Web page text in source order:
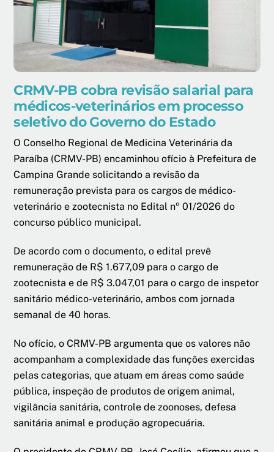
CRMV-PB cobra revisão salarial para
médicos-veterinários em processo
seletivo do Governo do Estado
O Conselho Regional de Medicina Veterinária da
Paraíba (CRMV-PB) encaminhou ofício à Prefeitura de
Campina Grande solicitando a revisão da
remuneração prevista para os cargos de médico-
veterinário e zootecnista no Edital nº 01/2026 do
concurso público municipal.
De acordo com o documento, o edital prevê
remuneração de R$ 1.677,09 para o cargo de
zootecnista e de R$ 3.047,01 para o cargo de inspetor
sanitário médico-veterinário, ambos com jornada
semanal de 40 horas.
No ofício, o CRMV-PB argumenta que os valores não
acompanham a complexidade das funções exercidas
pelas categorias, que atuam em áreas como saúde
pública, inspeção de produtos de origem animal,
vigilância sanitária, controle de zoonoses, defesa
sanitária animal e produção agropecuária.